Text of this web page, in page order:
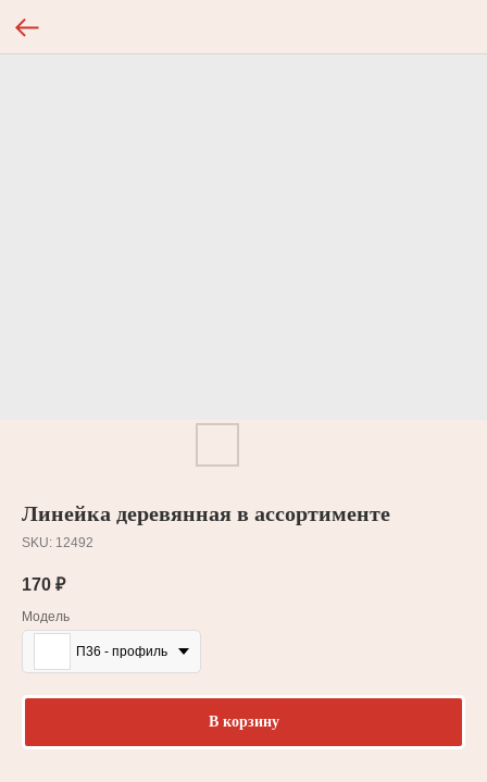
Линейка деревянная в ассортименте
SKU: 12492
170 ₽
Модель
П36 - профиль
В корзину